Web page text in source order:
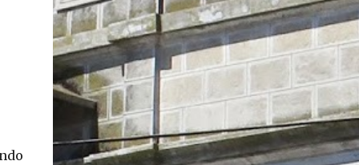
En concreto, las personas podrán acceder a
su carnet y/o pasaporte en una aplicación
móvil del Registro Civil, la cual estará
disponible en iOS y Android. El director del
Registro Civil, Omar Morales, detalló que
"quien renueve a partir del 16 de diciembre,
va a poder sacar cédula de identidad digital
y pasaporte digital. Van a tener la
funcionalidad en su celular a partir de una